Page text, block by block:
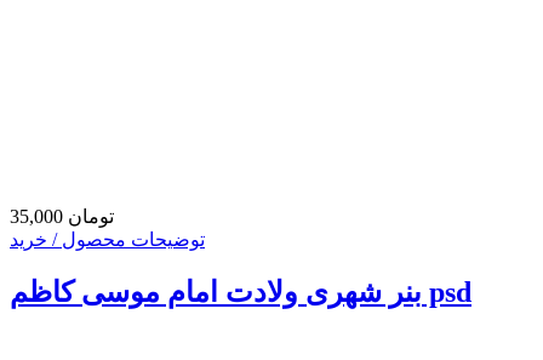
35,000 تومان
توضیحات محصول / خرید
بنر شهری ولادت امام موسی کاظم psd